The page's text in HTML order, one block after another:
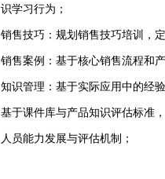
识学习行为；
销售技巧：规划销售技巧培训，
销售案例：基于核心销售流程和
知识管理：基于实际应用中的经
基于课件库与产品知识评估标准
人员能力发展与评估机制；